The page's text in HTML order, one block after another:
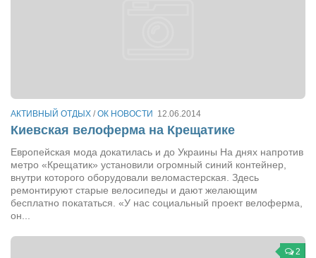
«Траверс» — экипировочный центр
Александр Кугук
Музыканты
Сергей Коноз
АКТИВНЫЙ ОТДЫХ /ОК НОВОСТИ 12.06.2014
Киевская велоферма на Крещатике
Европейская мода докатилась и до Украины На днях напротив
метро «Крещатик» установили огромный синий контейнер,
внутри которого оборудовали веломастерская. Здесь
ремонтируют старые велосипеды и дают желающим
бесплатно покататься. «У нас социальный проект велоферма,
он...
2